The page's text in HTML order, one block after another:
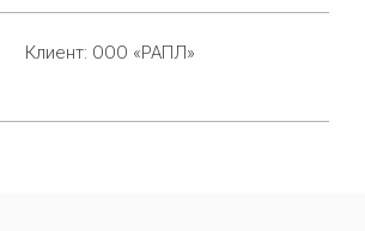
Клиент: ООО «РАПЛ»